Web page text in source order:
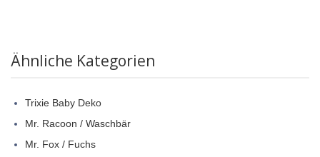
Ähnliche Kategorien
Trixie Baby Deko
Mr. Racoon / Waschbär
Mr. Fox / Fuchs